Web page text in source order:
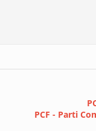
PCF - Parti